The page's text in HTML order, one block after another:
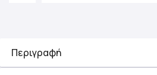
Περιγραφή